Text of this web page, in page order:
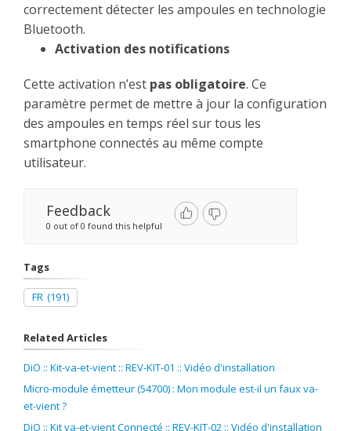
correctement détecter les ampoules en technologie
Bluetooth.
Activation des notifications
Cette activation n’est pas obligatoire. Ce
paramètre permet de mettre à jour la configuration
des ampoules en temps réel sur tous les
smartphone connectés au même compte
utilisateur.
Feedback
0 out of 0 found this helpful
Tags
FR (191)
Related Articles
DiO :: Kit-va-et-vient :: REV-KIT-01 :: Vidéo d'installation
Micro-module émetteur (54700) : Mon module est-il un faux va-
et-vient ?
DiO :: Kit va-et-vient Connecté :: REV-KIT-02 :: Vidéo d'installation